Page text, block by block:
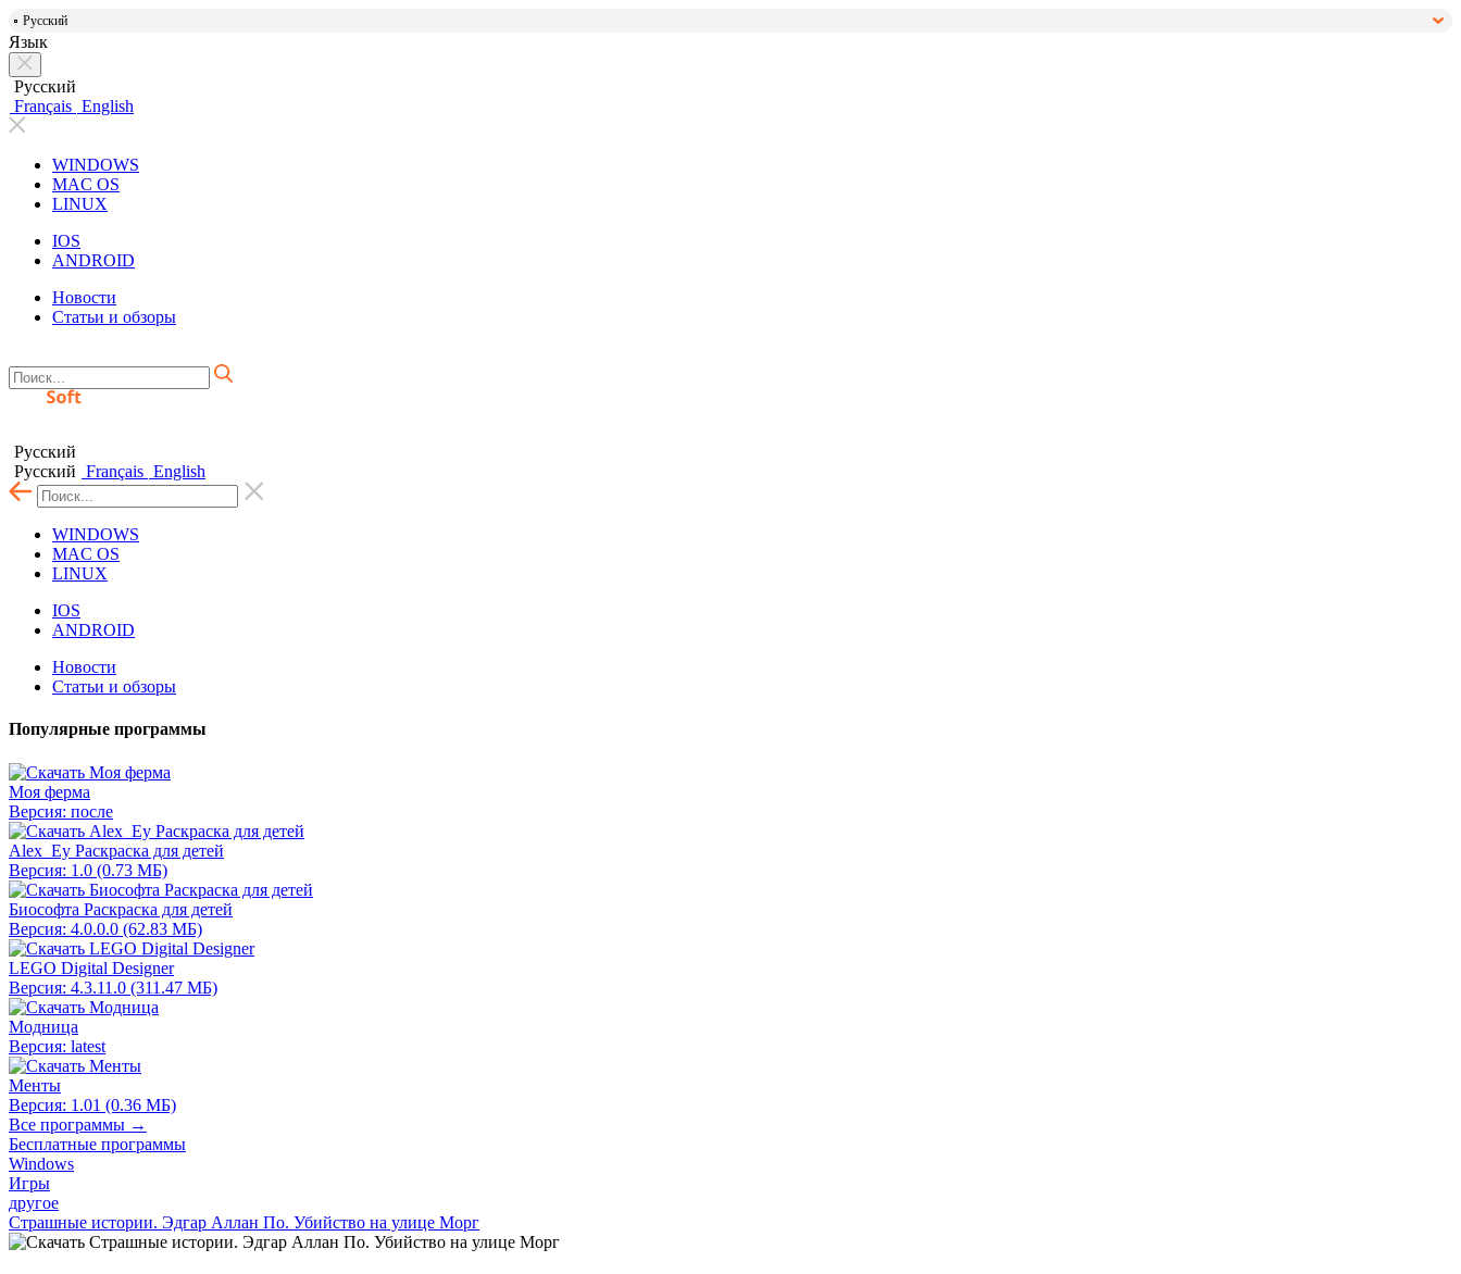
Русский
Язык
Русский
Français English
WINDOWS
MAC OS
LINUX
IOS
ANDROID
Новости
Статьи и обзоры
Русский
Русский Français English
WINDOWS
MAC OS
LINUX
IOS
ANDROID
Новости
Статьи и обзоры
Популярные программы
Моя ферма
Версия: после
Alex_Ey Раскраска для детей
Версия: 1.0 (0.73 МБ)
Биософта Раскраска для детей
Версия: 4.0.0.0 (62.83 МБ)
LEGO Digital Designer
Версия: 4.3.11.0 (311.47 МБ)
Модница
Версия: latest
Менты
Версия: 1.01 (0.36 МБ)
Все программы →
Бесплатные программы
Windows
Игры
другое
Страшные истории. Эдгар Аллан По. Убийство на улице Морг